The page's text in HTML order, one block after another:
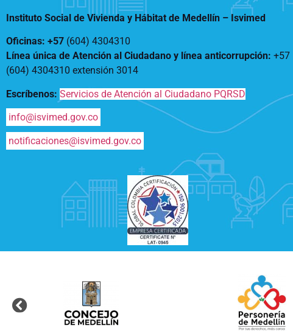
Vivienda
Vivienda Nueva
Vivienda un proyecto
familiar
Titulación
Reconocimiento de
Edificaciones – C0
Acompañamiento Social
OPV-JVC
Nosotros
¿Qué es el ISVIMED?
Plan de Desarrollo
Rendición de cuentas
Directorio de servidores
Encuesta de Percepción
Opciones de accesibilidad
A+ A A-
Tamaño de la
fuente
Centro de relevo
Más Información sobre Accesibilidad
Instituto Social de Vivienda y Hábitat de Medellín – Isvimed
Oficinas: +57 (604) 4304310
Línea única de Atención al Ciudadano y línea anticorrupción: +57
(604) 4304310 extensión 3014
Escríbenos: Servicios de Atención al Ciudadano PQRSD
info@isvimed.gov.co
notificaciones@isvimed.gov.co